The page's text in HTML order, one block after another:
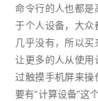
命令行的人也都
于个人设备，大
几乎没有，所以
让更多的人从使
过触摸手机屏来
要有“计算设备”这